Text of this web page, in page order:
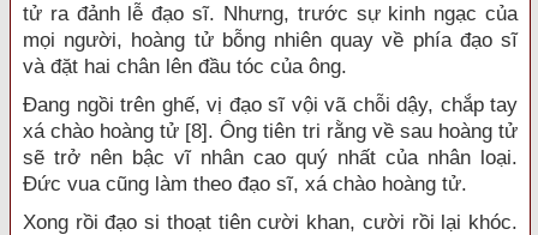
tử ra đảnh lễ đạo sĩ. Nhưng, trước sự kinh ngạc của
mọi người, hoàng tử bỗng nhiên quay về phía đạo sĩ
và đặt hai chân lên đầu tóc của ông.
Đang ngồi trên ghế, vị đạo sĩ vội vã chỗi dậy, chắp tay
xá chào hoàng tử [8]. Ông tiên tri rằng về sau hoàng tử
sẽ trở nên bậc vĩ nhân cao quý nhất của nhân loại.
Đức vua cũng làm theo đạo sĩ, xá chào hoàng tử.
Xong rồi đạo si thoạt tiên cười khan, cười rồi lại khóc.